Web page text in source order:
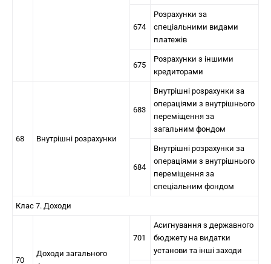
674
Розрахунки за
спеціальними видами
платежів
675
Розрахунки з іншими
кредиторами
68 Внутрішні розрахунки
683
Внутрішні розрахунки за
операціями з внутрішнього
переміщення за
загальним фондом
684
Внутрішні розрахунки за
операціями з внутрішнього
переміщення за
спеціальним фондом
Клас 7. Доходи
70
Доходи загального
701
Асигнування з державного
бюджету на видатки
установи та інші заходи